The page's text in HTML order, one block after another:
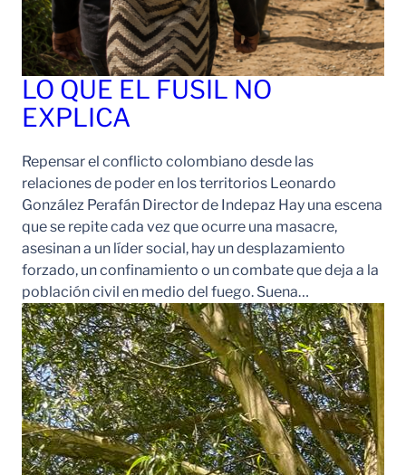
LO QUE EL FUSIL NO
EXPLICA
Repensar el conflicto colombiano desde las
relaciones de poder en los territorios Leonardo
González Perafán Director de Indepaz Hay una escena
que se repite cada vez que ocurre una masacre,
asesinan a un líder social, hay un desplazamiento
forzado, un confinamiento o un combate que deja a la
población civil en medio del fuego. Suena…